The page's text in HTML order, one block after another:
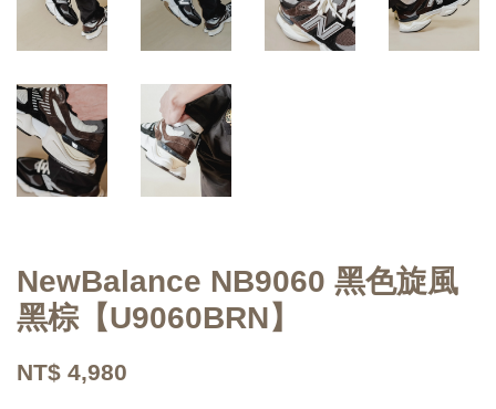
NewBalance NB9060 黑色旋風
黑棕【U9060BRN】
NT$ 4,980